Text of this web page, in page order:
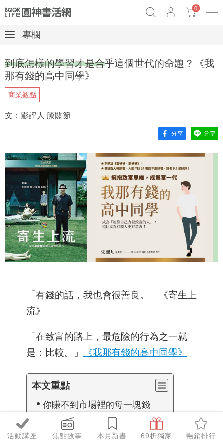
Netflix話題章魚小說！
0
活動講座 焦點故事 本月新書 69折獨家 暢銷排行
專欄
到底怎樣的學習才是合乎這個世代的命題？《我
那有錢的高中同學》
商業觀點
文：影評人 膝關節
「有錢的話，我也會很善良。」《寄生上
流》
「在致富的路上，最危險的行為之一就
是：比較。」
《我那有錢的高中同學》
本文重點
你賺不到市場裡的每一塊錢
父親的財商會成為下一代的對照
財務自由的「自由」